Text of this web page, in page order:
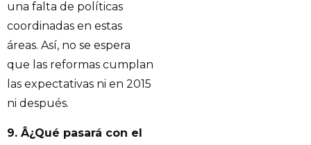
una falta de políticas
coordinadas en estas
áreas. Así, no se espera
que las reformas cumplan
las expectativas ni en 2015
ni después.
9. Â¿Qué pasará con el